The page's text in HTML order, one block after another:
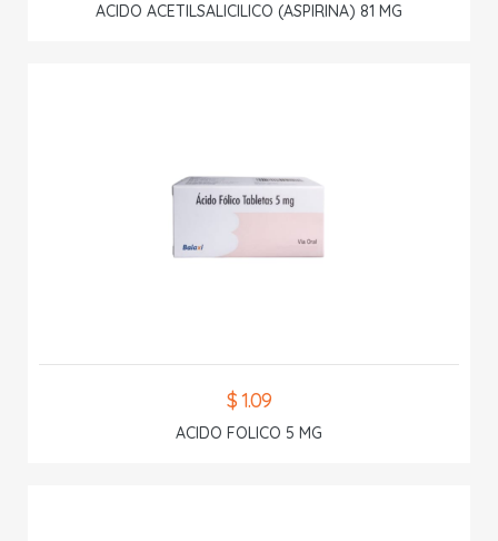
ACIDO ACETILSALICILICO (ASPIRINA) 81 MG
$ 1.09
ACIDO FOLICO 5 MG